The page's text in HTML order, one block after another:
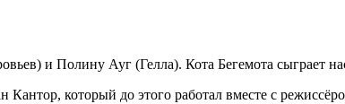
и Полину Ауг (Гелла). Кота Бегемота сыграет
Кантор, который до этого работал вместе с